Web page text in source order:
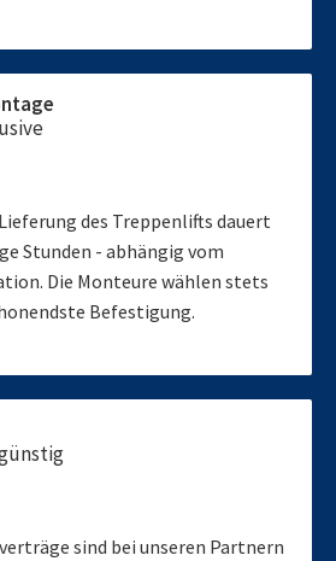
des Treppenlifts dauert
Stunden - abhängig vom
Die Monteure wählen stets
Befestigung.
sind bei unseren Partnern